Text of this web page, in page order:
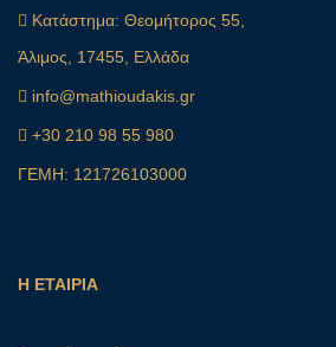
Κατάστημα: Θεομήτορος 55,
Άλιμος, 17455, Ελλάδα
info@mathioudakis.gr
+30 210 98 55 980
ΓΕΜΗ: 121726103000
Η ΕΤΑΙΡΙΑ